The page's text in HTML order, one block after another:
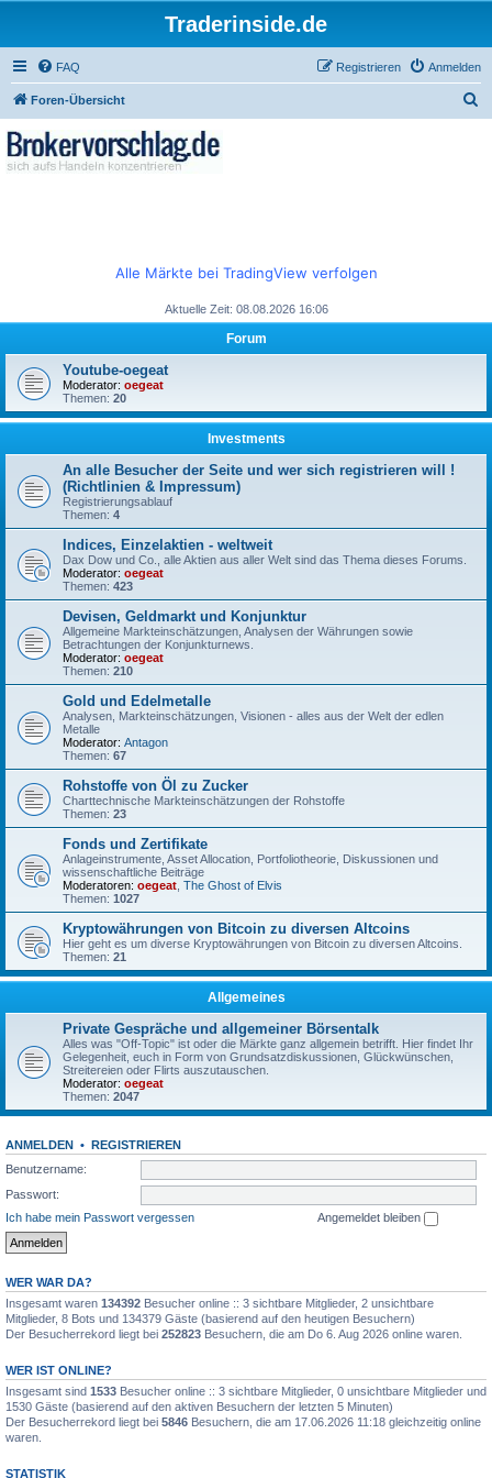
Traderinside.de
FAQ Anmelden
Registrieren
Foren-Übersicht
Alle Märkte bei TradingView verfolgen
Aktuelle Zeit: 08.08.2026 16:06
Forum
Youtube-oegeat
Moderator: oegeat
Themen: 20
Investments
An alle Besucher der Seite und wer sich registrieren will !
(Richtlinien & Impressum)
Registrierungsablauf
Themen: 4
Indices, Einzelaktien - weltweit
Dax Dow und Co., alle Aktien aus aller Welt sind das Thema dieses Forums.
Moderator: oegeat
Themen: 423
Devisen, Geldmarkt und Konjunktur
Allgemeine Markteinschätzungen, Analysen der Währungen sowie
Betrachtungen der Konjunkturnews.
Moderator: oegeat
Themen: 210
Gold und Edelmetalle
Analysen, Markteinschätzungen, Visionen - alles aus der Welt der edlen
Metalle
Moderator: Antagon
Themen: 67
Rohstoffe von Öl zu Zucker
Charttechnische Markteinschätzungen der Rohstoffe
Themen: 23
Fonds und Zertifikate
Anlageinstrumente, Asset Allocation, Portfoliotheorie, Diskussionen und
wissenschaftliche Beiträge
Moderatoren: oegeat The Ghost of Elvis
Themen: 1027
Kryptowährungen von Bitcoin zu diversen Altcoins
Hier geht es um diverse Kryptowährungen von Bitcoin zu diversen Altcoins.
Themen: 21
Allgemeines
Private Gespräche und allgemeiner Börsentalk
Alles was "Off-Topic" ist oder die Märkte ganz allgemein betrifft. Hier findet Ihr
Gelegenheit, euch in Form von Grundsatzdiskussionen, Glückwünschen,
Streitereien oder Flirts auszutauschen.
Moderator: oegeat
Themen: 2047
ANMELDEN • REGISTRIEREN
Benutzername:
Passwort:
Ich habe mein Passwort vergessen
Angemeldet bleiben
WER WAR DA?
Insgesamt waren 134392 Besucher online :: 3 sichtbare Mitglieder, 2 unsichtbare
Mitglieder, 8 Bots und 134379 Gäste (basierend auf den heutigen Besuchern)
Der Besucherrekord liegt bei 252823 Besuchern, die am Do 6. Aug 2026 online waren.
WER IST ONLINE?
Insgesamt sind 1533 Besucher online :: 3 sichtbare Mitglieder, 0 unsichtbare Mitglieder und
1530 Gäste (basierend auf den aktiven Besuchern der letzten 5 Minuten)
Der Besucherrekord liegt bei 5846 Besuchern, die am 17.06.2026 11:18 gleichzeitig online
waren.
STATISTIK